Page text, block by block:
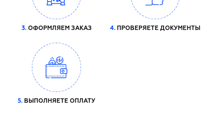
3.ОФОРМЛЯЕМ ЗАКАЗ 4.ПРОВЕРЯЕТЕ ДОКУМЕНТЫ
5. ВЫПОЛНЯЕТЕ ОПЛАТУ